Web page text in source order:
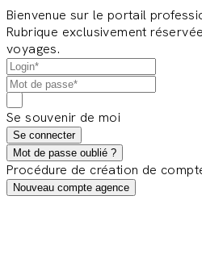
Bienvenue sur le portail
Rubrique exclusivement
voyages.
Se souvenir de moi
Se connecter
Mot de passe oublié ?
Procédure de création de
Nouveau compte agence